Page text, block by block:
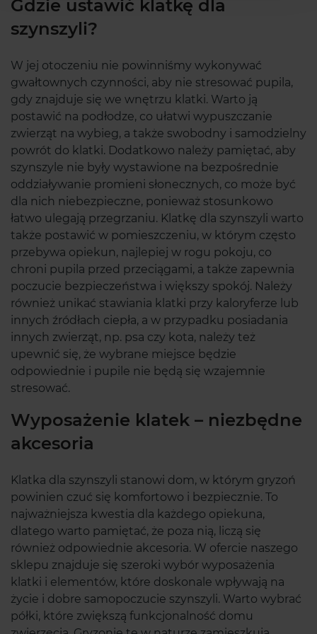
Gdzie ustawić klatkę dla
szynszyli?
W jej otoczeniu nie powinniśmy wykonywać
gwałtownych czynności, aby nie stresować pupila,
gdy znajduje się we wnętrzu klatki. Warto ją
postawić na podłodze, co ułatwi wypuszczanie
zwierząt na wybieg, a także swobodny i samodzielny
powrót do klatki. Dodatkowo należy pamiętać, aby
szynszyle nie były wystawione na bezpośrednie
oddziaływanie promieni słonecznych, co może być
dla nich niebezpieczne, ponieważ stosunkowo
łatwo ulegają przegrzaniu. Klatkę dla szynszyli warto
także postawić w pomieszczeniu, w którym często
przebywa opiekun, najlepiej w rogu pokoju, co
chroni pupila przed przeciągami, a także zapewnia
poczucie bezpieczeństwa i większy spokój. Należy
również unikać stawiania klatki przy kaloryferze lub
innych źródłach ciepła, a w przypadku posiadania
innych zwierząt, np. psa czy kota, należy też
upewnić się, że wybrane miejsce będzie
odpowiednie i pupile nie będą się wzajemnie
stresować.
Wyposażenie klatek – niezbędne
akcesoria
Klatka dla szynszyli stanowi dom, w którym gryzoń
powinien czuć się komfortowo i bezpiecznie. To
najważniejsza kwestia dla każdego opiekuna,
dlatego warto pamiętać, że poza nią, liczą się
również odpowiednie akcesoria. W ofercie naszego
sklepu znajduje się szeroki wybór wyposażenia
klatki i elementów, które doskonale wpływają na
życie i dobre samopoczucie szynszyli. Warto wybrać
półki, które zwiększą funkcjonalność domu